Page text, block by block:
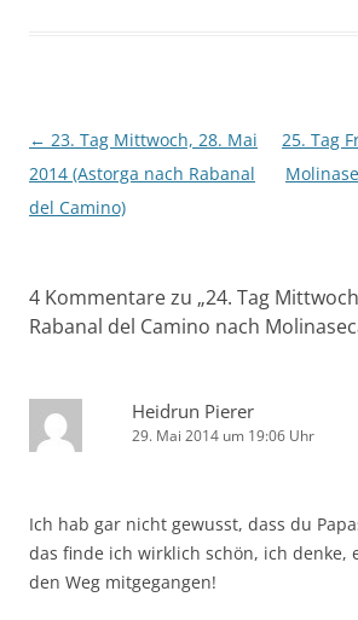
Beitragsnavigation
← 23. Tag Mittwoch, 28. Mai
2014 (Astorga nach Rabanal
del Camino)
25. Tag
4 Kommentare zu „24. Tag
Rabanal del Camino nach
Heidrun Pierer
29. Mai 2014 um 19:06 Uhr
Ich hab gar nicht gewusst, dass du
das finde ich wirklich schön, ich denke,
den Weg mitgegangen!